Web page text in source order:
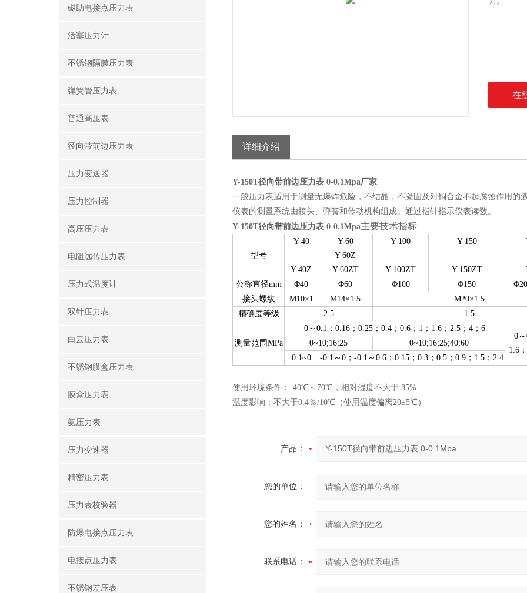
磁助电接点压力表
活塞压力计
不锈钢隔膜压力表
弹簧管压力表
普通高压表
径向带前边压力表
压力变送器
压力控制器
高压压力表
电阻远传压力表
压力式温度计
双针压力表
白云压力表
不锈钢膜盒压力表
膜盒压力表
氨压力表
压力变速器
精密压力表
压力表校验器
防爆电接点压力表
电接点压力表
不锈钢差压表
在
详细介绍
Y-150T径向带前边压力表 0-0.1Mpa厂家
一般压力表适用于测量无爆炸危险，不结晶，不凝固及对铜合金不起腐蚀作用的
仪表的测量系统由接头、弹簧和传动机构组成。通过指针指示仪表读数。
Y-150T径向带前边压力表 0-0.1Mpa主要技术指标
型号
Y-40
Y-40Z
Y-60
Y-60Z
Y-60ZT
Y-100
Y-100ZT
Y-150
Y-150ZT
公称直径mm
Φ40 Φ60 Φ100 Φ150
接头螺纹
M10×1 M14×1.5
M20×1.5
精确度等级
2.5 1.5
测量范围MPa
0 ～ 0.1 ； 0.16 ； 0.25 ； 0.4 ； 0.6 ； 1 ； 1.6 ； 2.5 ； 4 ； 6
0～
1.6；
0~10;16;25
0~10;16;25;40;60
0.1~0
-0.1～0；-0.1～0.6；0.15；0.3；0.5；0.9；1.5；2.4
使用环境条件 ：-40℃～70℃，相对湿度不大于 85%
温度影响：不大于0.4％/10℃ （使用温度偏离20±5℃ ）
产品：
您的单位：
您的姓名：
联系电话：